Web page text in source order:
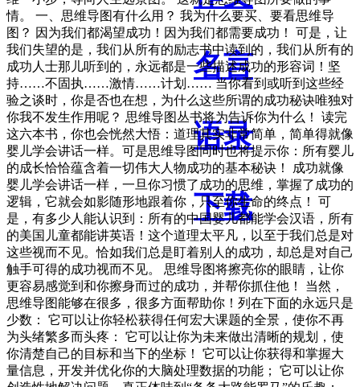
名言
语录
下载
情。 一、思维导图有什么用？ 我为什么要买、要看思维导
图？ 因为我们都渴望成功！因为我们都需要成功！ 可是，让
我们失望的是，我们从所有的励志书中读到的，我们从所有的
成功人士那儿听到的，永远都是一些描述成功的形容词！坚
持……不固执……激情……计划…… 当你看到或听到这些经
验之谈时，你是否也在想，为什么这些所谓的成功秘诀唯独对
你我不发生作用呢？ 思维导图丛书将为告诉你为什么！ 读完
这六本书，你也会恍然大悟：道理其实非常简单，简单得就像
婴儿学会讲话一样。可是思维导图同时也将提示你：所有婴儿
的成长恰恰蕴含着一切伟大人物成功的基本秘诀！ 成功就像
婴儿学会讲话一样，一旦你习惯了成功的思维，掌握了成功的
逻辑，它就会如影随形地跟着你，只至你生命的终点！ 可
是，有多少人能认识到：所有的中国婴儿都能学会汉语，所有
的美国儿童都能讲英语！这个道理太平凡，以至于我们总是对
这些视而不见。恰如我们总是盯着别人的成功，却总是对自己
触手可得的成功视而不见。 思维导图将擦亮你的眼睛，让你
更容易感觉到和你擦身而过的成功，并帮你抓住他！ 当然，
思维导图能够在很多，很多方面帮助你！列在下面的永远只是
少数： 它可以让你轻松获得任何宏大课题的全景，使你不再
为头绪繁多而头疼： 它可以让你为未来做出清晰的规划，使
你清楚自己的目标和当下的坐标！ 它可以让你获得和掌握大
量信息，开发并优化你的大脑处理数据的功能； 它可以让你